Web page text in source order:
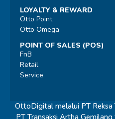
LOYALTY & REWARD
Otto Point
Otto Omega
POINT OF SALES (POS)
FnB
Retail
Service
OttoDigital melalui PT Reksa